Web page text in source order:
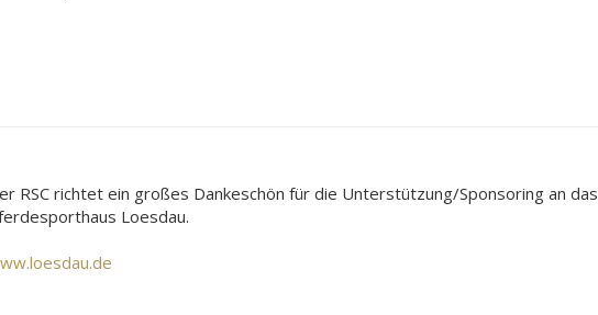
RSC richtet ein großes Dankeschön für die Unterstützung/Sponsoring an das
Loesdau.